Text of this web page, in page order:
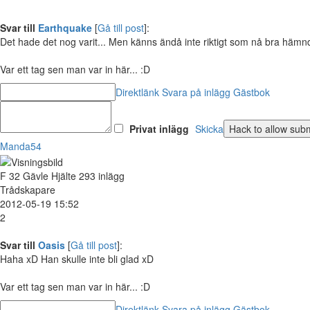
Svar till Earthquake [Gå till post]:
Det hade det nog varit... Men känns ändå inte riktigt som nå bra
Var ett tag sen man var in här... :D
Direktlänk Svara på inlägg Gästbok
Privat inlägg Skicka
Manda54
F 32 Gävle Hjälte 293 inlägg
Trådskapare
2012-05-19 15:52
2
Svar till Oasis [Gå till post]:
Haha xD Han skulle inte bli glad xD
Var ett tag sen man var in här... :D